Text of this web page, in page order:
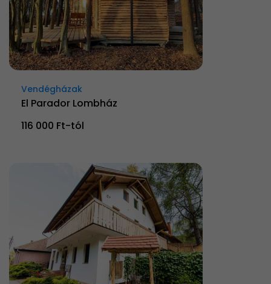
Vendégházak
El Parador Lombház
116 000 Ft-tól